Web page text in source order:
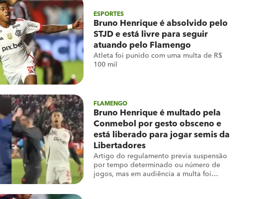
ESPORTES
Bruno Henrique é absolvido pelo
STJD e está livre para seguir
atuando pelo Flamengo
Atleta foi punido com uma multa de R$
100 mil
FLAMENGO
Bruno Henrique é multado pela
Conmebol por gesto obsceno e
está liberado para jogar semis da
Libertadores
Artigo do regulamento previa suspensão
por tempo determinado ou número de
jogos, mas em audiência a multa foi